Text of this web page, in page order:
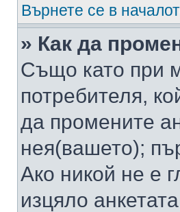
Върнете се в
» Как да
Също като при
потребителя,
да промените
нея(вашето);
Ако никой не е
изцяло